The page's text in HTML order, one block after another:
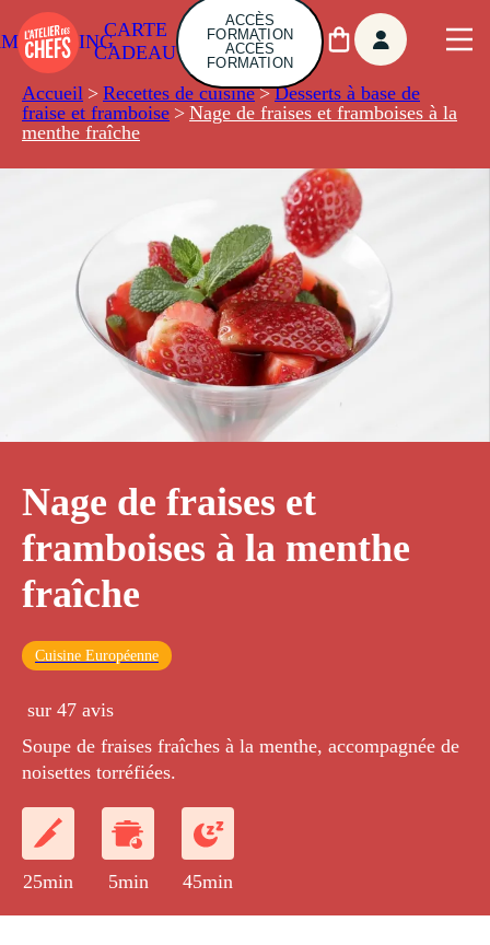
CARTE
CADEAU
ACCÈS
FORMATION
ACCÈS
FORMATION
Accueil > Recettes de cuisine > Desserts à base de
fraise et framboise > Nage de fraises et framboises à la
menthe fraîche
Nage de fraises et
framboises à la menthe
fraîche
Cuisine Européenne
sur 47 avis
Soupe de fraises fraîches à la menthe, accompagnée de
noisettes torréfiées.
25min 5min 45min